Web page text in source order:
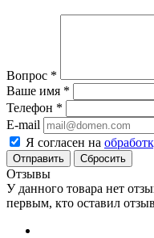
Вопрос *
Ваше имя *
Телефон *
E-mail
Я согласен на
Сбросить
Отзывы
У данного товара нет
первым, кто оставил